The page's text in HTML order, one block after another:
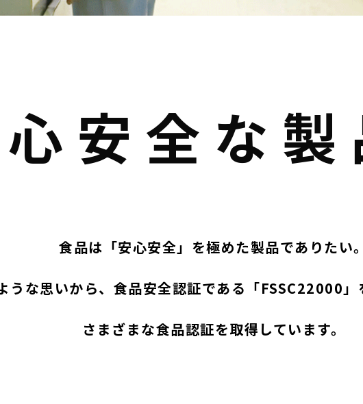
安全な製
食品は「安心安全」を極めた製品でありたい。
うな思いから、食品安全認証である「FSSC22000」
さまざまな食品認証を取得しています。